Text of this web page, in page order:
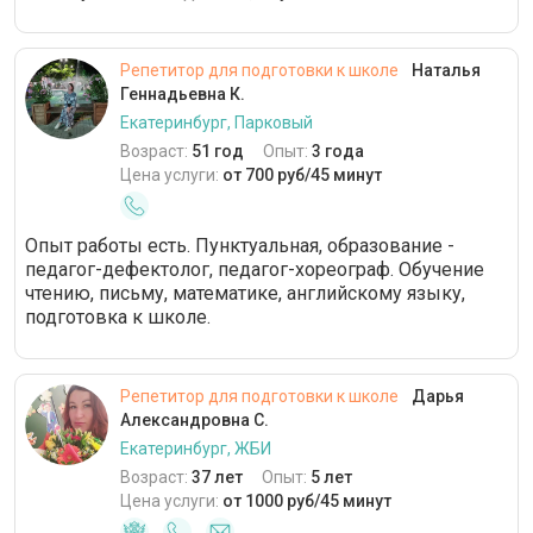
Репетитор для подготовки к школе
Наталья
Геннадьевна К.
Екатеринбург, Парковый
Возраст: 51 год Опыт: 3 года
Цена услуги: от 700 руб/45 минут
Опыт работы есть. Пунктуальная, образование -
педагог-дефектолог, педагог-хореограф. Обучение
чтению, письму, математике, английскому языку,
подготовка к школе.
Репетитор для подготовки к школе
Дарья
Александровна С.
Екатеринбург, ЖБИ
Возраст: 37 лет Опыт: 5 лет
Цена услуги: от 1000 руб/45 минут